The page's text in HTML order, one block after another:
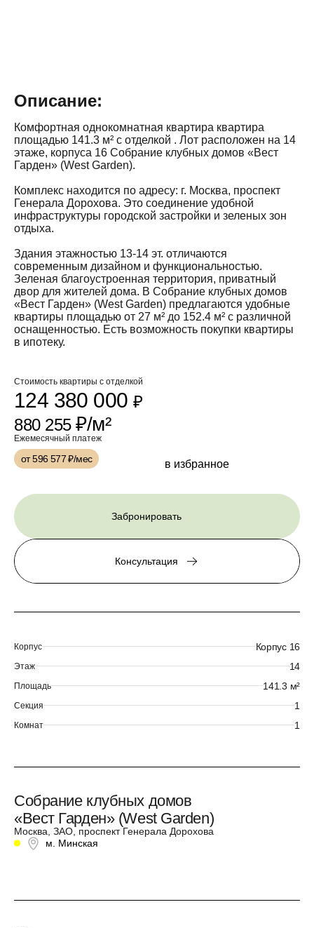
Описание:
Комфортная однокомнатная квартира квартира
площадью 141.3 м² с отделкой . Лот расположен на 14
этаже, корпуса 16 Собрание клубных домов «Вест
Гарден» (West Garden).
Комплекс находится по адресу: г. Москва, проспект
Генерала Дорохова. Это соединение удобной
инфраструктуры городской застройки и зеленых зон
отдыха.
Здания этажностью 13-14 эт. отличаются
современным дизайном и функциональностью.
Зеленая благоустроенная территория, приватный
двор для жителей дома. В Собрание клубных домов
«Вест Гарден» (West Garden) предлагаются удобные
квартиры площадью от 27 м² до 152.4 м² с различной
оснащенностью. Есть возможность покупки квартиры
в ипотеку.
Стоимость квартиры с отделкой
124 380 000 ₽
880 255₽/м²
Ежемесячный платеж
от 596 577₽/мес в избранное
Забронировать
Консультация
Корпус Корпус 16
Этаж 14
Площадь 141.3 м²
Секция 1
Комнат 1
Собрание клубных домов
«Вест Гарден» (West Garden)
Москва, ЗАО, проспект Генерала Дорохова
м. Минская